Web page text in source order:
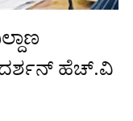
ದರ್ಶನ್ ಹೆಚ್.ವಿ